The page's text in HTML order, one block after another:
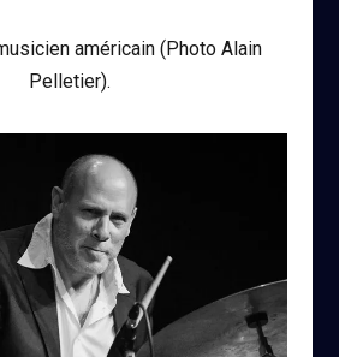
américain (Photo Alain
Pelletier).